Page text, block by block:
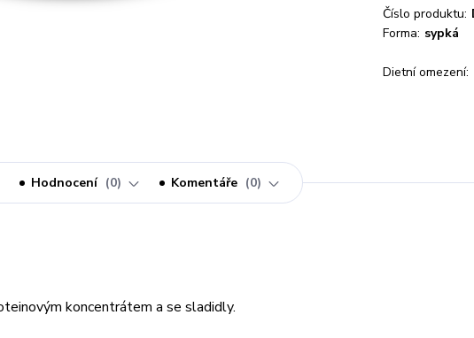
Číslo produktu:
Forma: sypká
Dietní omezení:
Hodnocení 0 Komentáře 0
koncentrátem a se sladidly.